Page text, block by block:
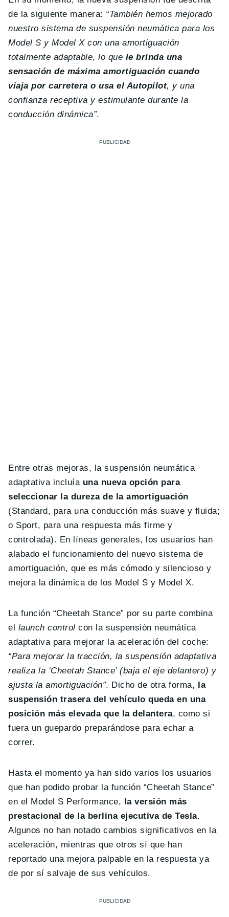
de la siguiente manera: “También hemos mejorado
nuestro sistema de suspensión neumática para los
Model S y Model X con una amortiguación
totalmente adaptable, lo que le brinda una
sensación de máxima amortiguación cuando
viaja por carretera o usa el Autopilot, y una
confianza receptiva y estimulante durante la
conducción dinámica”.
Entre otras mejoras, la suspensión neumática
adaptativa incluíauna nueva opción para
seleccionar la dureza de la amortiguación
(Standard, para una conducción más suave y fluida;
o Sport, para una respuesta más firme y
controlada). En líneas generales, los usuarios han
alabado el funcionamiento del nuevo sistema de
amortiguación, que es más cómodo y silencioso y
mejora la dinámica de los Model S y Model X.
La función “Cheetah Stance” por su parte combina
el launch control con la suspensión neumática
adaptativa para mejorar la aceleración del coche:
“Para mejorar la tracción, la suspensión adaptativa
realiza la ‘Cheetah Stance’ (baja el eje delantero) y
ajusta la amortiguación”. Dicho de otra forma, la
suspensión trasera del vehículo queda en una
posición más elevada que la delantera, como si
fuera un guepardo preparándose para echar a
correr.
Hasta el momento ya han sido varios los usuarios
que han podido probar la función “Cheetah Stance”
en el Model S Performance,
la versión más
prestacional de la berlina ejecutiva de Tesla.
Algunos no han notado cambios significativos en la
aceleración, mientras que otros sí que han
reportado una mejora palpable en la respuesta ya
de por sí salvaje de sus vehículos.